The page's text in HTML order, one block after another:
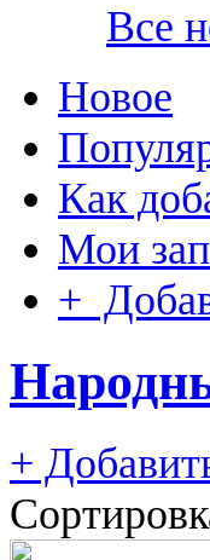
Все
Новое
Как
Мои
+
+